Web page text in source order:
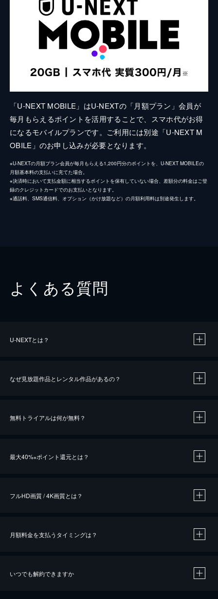
「U-NEXT MOBILE」はU-NEXTの「月額プラン」会員が
毎月もらえるポイントを活用することで、スマホ代がお得
になるモバイルプランです。ご利用には別途「U-NEXT M
OBILE」のお申し込みが必要となります。
※U-NEXTの月額プラン会員が毎月もらえる1,200円分のポイントを、U-NEXT MOBILEの
月額基本料の支払いに充てた場合。
※決済時において支払金額に相当するポイントを保有していない場合、差額分の料金はご登
録のクレジットカードでのお支払いとなります。
※通話料、SMS通信料、オプション（かけ放題など）の月額利用料は別途発生します。
よくある質問
U-NEXTとは？
なぜ見放題作品とレンタル作品があるの？
無料トライアルは何が無料？
最大40%※ポイント還元とは？
※40％ポイント還元の対象は、クレジットカード決済による作品の購入 / レンタルです。
フルHD画質 / 4K画質とは？
月額料金を支払うタイミングは？
いつでも解約できますか